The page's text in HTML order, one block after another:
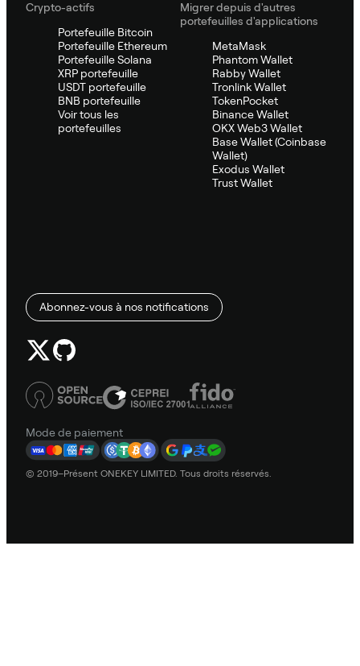
Crypto-actifs
Portefeuille Bitcoin
Portefeuille Ethereum
Portefeuille Solana
XRP portefeuille
USDT portefeuille
BNB portefeuille
Voir tous les
portefeuilles
Migrer depuis d'autres
portefeuilles d'applications
MetaMask
Phantom Wallet
Rabby Wallet
Tronlink Wallet
TokenPocket
Binance Wallet
OKX Web3 Wallet
Base Wallet (Coinbase
Wallet)
Exodus Wallet
Trust Wallet
Abonnez-vous à nos notifications
Mode de paiement
© 2019–Présent ONEKEY LIMITED. Tous droits réservés.